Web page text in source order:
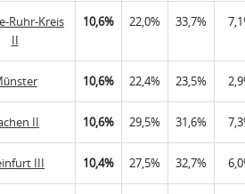
Ruhr-Kreis
II
10,6% 22,0% 33,7%
10,6% 22,4% 23,5%
II 10,6% 29,5% 31,6%
III 10,4% 27,5% 32,7%